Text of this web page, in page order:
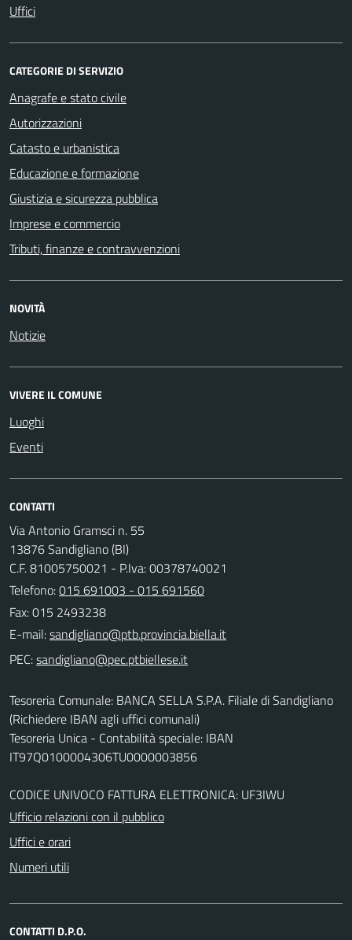
Uffici
CATEGORIE DI SERVIZIO
Anagrafe e stato civile
Autorizzazioni
Catasto e urbanistica
Educazione e formazione
Giustizia e sicurezza pubblica
Imprese e commercio
Tributi, finanze e contravvenzioni
NOVITÀ
Notizie
VIVERE IL COMUNE
Luoghi
Eventi
CONTATTI
Via Antonio Gramsci n. 55
13876 Sandigliano (BI)
C.F. 81005750021 - P.Iva: 00378740021
Telefono:015 691003 - 015 691560
Fax: 015 2493238
E-mail:
PEC:
Tesoreria Comunale: BANCA SELLA S.P.A. Filiale di Sandigliano
(Richiedere IBAN agli uffici comunali)
Tesoreria Unica - Contabilità speciale: IBAN
IT97Q0100004306TU0000003856
CODICE UNIVOCO FATTURA ELETTRONICA: UF3IWU
Ufficio relazioni con il pubblico
Uffici e orari
Numeri utili
CONTATTI D.P.O.